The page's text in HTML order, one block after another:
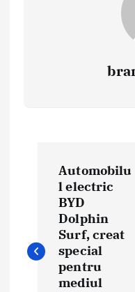
i
g
Automobilu
l electric
BYD
Dolphin
Surf, creat
special
pentru
mediul